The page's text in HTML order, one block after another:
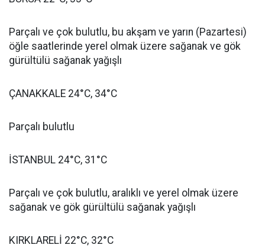
Parçalı ve çok bulutlu, bu akşam ve yarın (Pazartesi)
öğle saatlerinde yerel olmak üzere sağanak ve gök
gürültülü sağanak yağışlı
ÇANAKKALE 24°C, 34°C
Parçalı bulutlu
İSTANBUL 24°C, 31°C
Parçalı ve çok bulutlu, aralıklı ve yerel olmak üzere
sağanak ve gök gürültülü sağanak yağışlı
KIRKLARELİ 22°C, 32°C